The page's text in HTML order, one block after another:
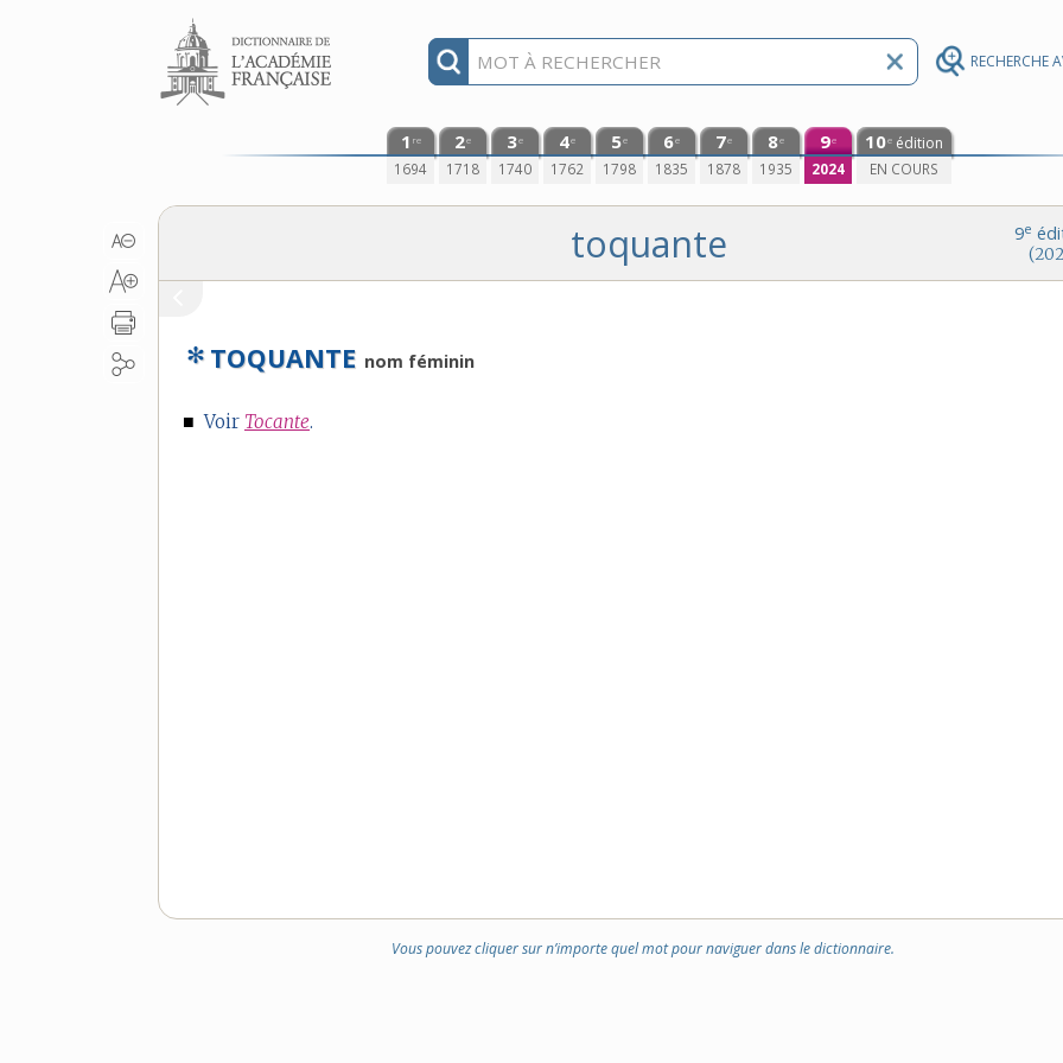
RECHERCHE
Aller au contenu
1 re
1694
2e
1718
3e
1740
4e
1762
5e
1798
6e
1835
7e
1878
8e
1935
9e
2024
10e édition
EN COURS
9e
toquante
✻ TOQUANTE nom féminin
■Voir Tocante.
Vous pouvez cliquer sur n’importe quel mot pour naviguer dans le dictionnaire.